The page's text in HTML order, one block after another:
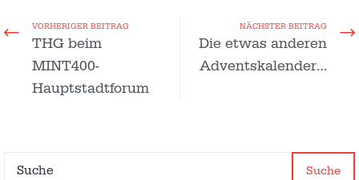
VORHERIGER BEITRAG
THG beim
MINT400-
Hauptstadtforum
NÄCHSTER BEITRAG
Die etwas anderen
Adventskalender…
Suche